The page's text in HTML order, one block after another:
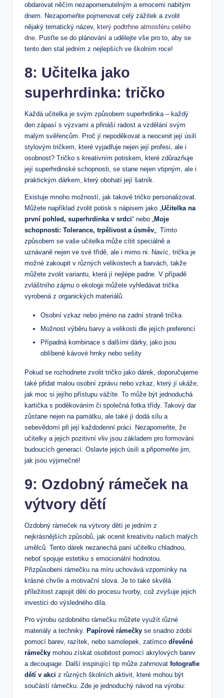
obdarovat něčím nezapomenutelným a emocemi nabitým
dnem. Nezapomeňte pojmenovat celý zážitek a zvolit
nějaký tematický název, který podtrhne atmosféru celého
dne . Pusťte se do plánování a udělejte vše pro to, aby se
tento den stal jedním z nejlepších ve školním roce!
8: Učitelka jako
superhrdinka: tričko
Každá učitelka je svým způsobem superhrdinka – každý
den zápasí s výzvami a přináší radost a vzdělání svým
malým svěřencům. Proč jí nepoděkovat a neocenit její úsilí
stylovým tričkem, které vyjadřuje nejen její profesi, ale i
osobnost? Tričko s kreativním potiskem, které zdůrazňuje
její superhrdinské schopnosti, se stane nejen vtipným, ale i
praktickým dárkem, který obohatí její šatník.
Existuje mnoho možností, jak takové tričko personalizovat.
Můžete například zvolit potisk s nápisem jako „ Učitelka na
první pohled, superhrdinka v srdci“ nebo „ Moje
schopnosti: Tolerance, trpělivost a úsměv „. Tímto
způsobem se vaše učitelka může cítit speciálně a
uznávaně nejen ve své třídě, ale i mimo ni. Navíc, trička je
možné zakoupit v různých velikostech a barvách, takže
můžete zvolit variantu, která jí nejlépe padne. V případě
zvláštního zájmu o ekologii můžete vyhledávat trička
vyrobená z organických materiálů.
Osobní vzkaz nebo jméno na zadní straně trička
Možnost výběru barvy a velikosti dle jejích preferencí
Případná kombinace s dalšími dárky, jako jsou
oblíbené kávové hrnky nebo sešity
Pokud se rozhodnete zvolit tričko jako dárek, doporučujeme
také přidat malou osobní zprávu nebo vzkaz, který jí ukáže,
jak moc si jejího přístupu vážíte. To může být jednoduchá
kartička s poděkováním či společná fotka třídy. Takový dar
zůstane nejen na památku, ale také jí dodá sílu a
sebevědomí při její každodenní práci. Nezapomeňte, že
učitelky a jejich pozitivní vliv jsou základem pro formování
budoucích generací. Oslavte jejich úsilí a připomeňte jim,
jak jsou výjimečné!
9: Ozdobný rámeček na
výtvory dětí
Ozdobný rámeček na výtvory dětí je jedním z
nejkrásnějších způsobů, jak ocenit kreativitu našich malých
umělců. Tento dárek nezanechá paní učitelku chladnou,
neboť spojuje estetiku s emocionální hodnotou.
Přizpůsobení rámečku na míru uchovává vzpomínky na
krásné chvíle a motivační slova. Je to také skvělá
příležitost zapojit děti do procesu tvorby, což zvyšuje jejich
investici do výsledného díla.
Pro výrobu ozdobného rámečku můžete využít různé
materiály a techniky. Papírové rámečky se snadno zdobí
pomocí barev, razítek, nebo samolepek, zatímco dřevěné
rámečky mohou získat osobitost pomocí akrylových barev
a decoupage. Další inspirující tip může zahrnovat fotografie
dětí v akci z různých školních aktivit, které mohou být
součástí rámečku. Zde je jednoduchý návod na výrobu: